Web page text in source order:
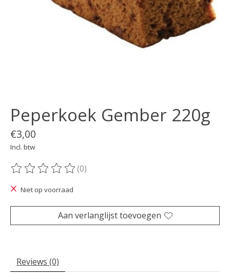
Peperkoek Gember 220g
€3,00
Incl. btw
De beoordeling van dit product is
(0)
Niet op voorraad
Aan verlanglijst toevoegen
Reviews (0)